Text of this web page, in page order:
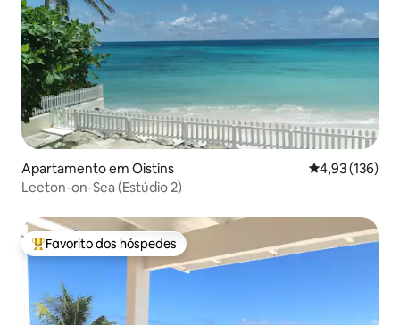
Apartamento em Oistins Classificação
4,93 (136)
Leeton-on-Sea (Estúdio 2)
Favoritos dos hóspedes mais apreciados
Favorito dos hóspedes